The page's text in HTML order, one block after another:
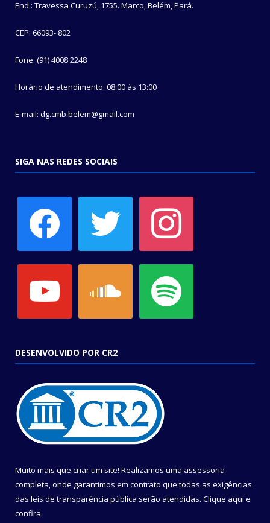
End.: Travessa Curuzú, 1755. Marco, Belém, Pará.
CEP: 66093- 802
Fone: (91) 4008 2248
Horário de atendimento: 08:00 às 13:00
E-mail: dg.cmb.belem@gmail.com
SIGA NAS REDES SOCIAIS
DESENVOLVIDO POR CR2
Muito mais que criar um site! Realizamos uma assessoria
completa, onde garantimos em contrato que todas as exigências
das leis de transparência pública serão atendidas. Clique aqui e
confira.